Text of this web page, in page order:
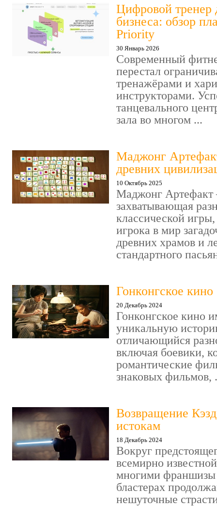
Цифровой тренер
бизнеса: обзор
Priority
30 Январь 2026
Современный
перестал
тренажёрами и
инструкторами.
танцевального
зала во многом ...
Маджонг
древних
10 Октябрь 2025
Маджонг
захватывающая
классической
игрока в мир
древних храмов и
стандартного
Гонконгское кино
20 Декабрь 2024
Гонконгское кино
уникальную
отличающийся
включая боевики,
романтические
знаковых фильмов,
Возвращение
истокам
18 Декабрь 2024
Вокруг
всемирно
многими франшизы
бластерах
нешуточные